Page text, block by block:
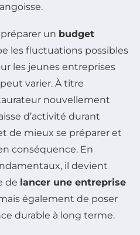
un budget
les fluctuations possibles
les jeunes entreprises
varier. À titre
nouvellement
d’activité durant
de mieux se préparer et
conséquence. En
il devient
de lancer une entreprise
également de poser
durable à long terme.